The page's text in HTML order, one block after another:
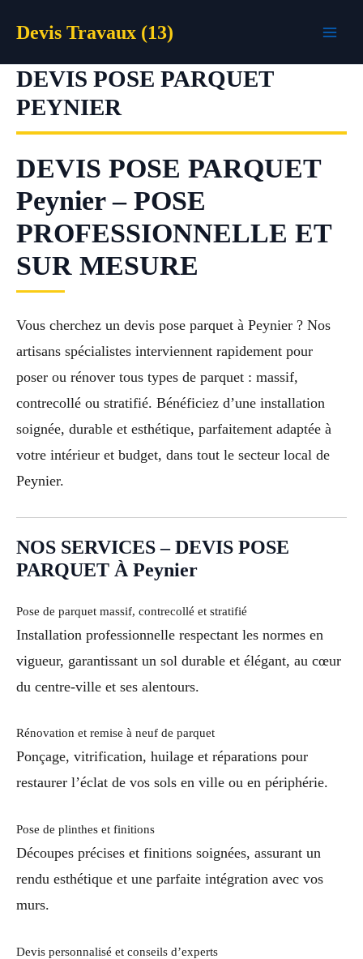
Devis Travaux (13)
DEVIS POSE PARQUET
PEYNIER
DEVIS POSE PARQUET
Peynier – POSE
PROFESSIONNELLE ET
SUR MESURE
Vous cherchez un devis pose parquet à Peynier ? Nos
artisans spécialistes interviennent rapidement pour
poser ou rénover tous types de parquet : massif,
contrecollé ou stratifié. Bénéficiez d’une installation
soignée, durable et esthétique, parfaitement adaptée à
votre intérieur et budget, dans tout le secteur local de
Peynier.
NOS SERVICES – DEVIS POSE
PARQUET À Peynier
Pose de parquet massif, contrecollé et stratifié
Installation professionnelle respectant les normes en
vigueur, garantissant un sol durable et élégant, au cœur
du centre-ville et ses alentours.
Rénovation et remise à neuf de parquet
Ponçage, vitrification, huilage et réparations pour
restaurer l’éclat de vos sols en ville ou en périphérie.
Pose de plinthes et finitions
Découpes précises et finitions soignées, assurant un
rendu esthétique et une parfaite intégration avec vos
murs.
Devis personnalisé et conseils d’experts